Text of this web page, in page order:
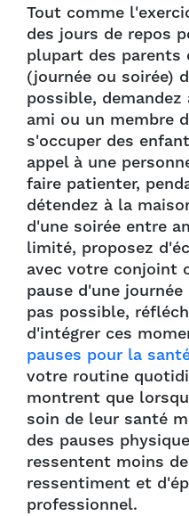
Tout comme
des jours de repos
plupart des parents
(journée ou soirée)
possible,
ami ou un membre
s'occuper des
appel à une
faire patienter,
détendez à la
d'une soirée entre
limité, proposez
avec votre conjoint
pause d'une
pas possible,
d'intégrer ces
pauses pour la
votre routine
montrent que
soin de leur santé
des pauses
ressentent moins
ressentiment et
professionnel.